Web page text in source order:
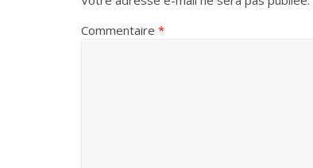
Commentaire *